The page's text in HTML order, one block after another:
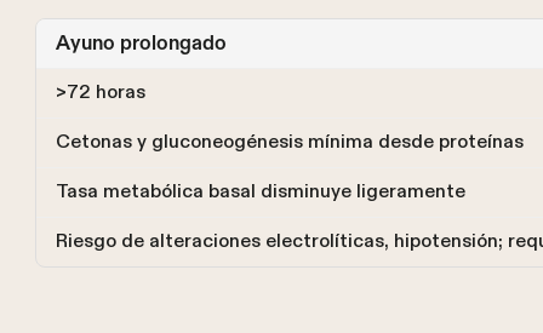
Ayuno prolongado
>72 horas
Cetonas y gluconeogénesis mínima desde proteínas
Tasa metabólica basal disminuye ligeramente
Riesgo de alteraciones electrolíticas, hipotensión;